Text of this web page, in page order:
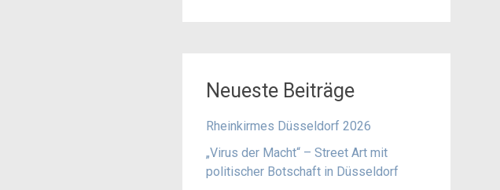
Neueste Beiträge
Rheinkirmes Düsseldorf 2026
„Virus der Macht“ – Street Art mit
politischer Botschaft in Düsseldorf